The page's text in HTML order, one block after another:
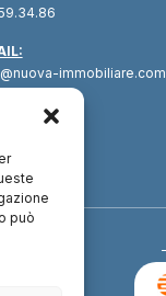
può
immobiliare.com